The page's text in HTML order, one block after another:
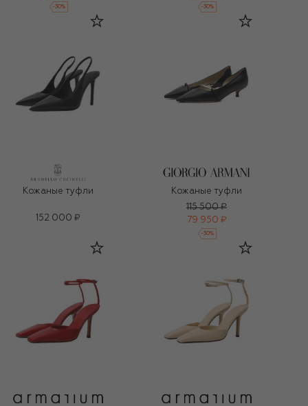
-30% -30%
Кожаные туфли
152 000 ₽
Кожаные туфли
115 500 ₽
79 950 ₽
-30%